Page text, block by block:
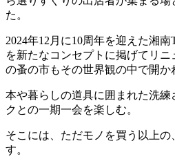
た。
2024年12月に10周年を迎えた湘南
を新たなコンセプトに掲げてリ
の蚤の市もその世界観の中で開か
本や暮らしの道具に囲まれた洗
クとの一期一会を楽しむ。
そこには、ただモノを買う以上の
す。